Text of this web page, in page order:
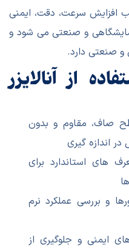
افزایش سرعت، دقت، ایمنی
و صنعتی می شود و
صنعتی دارد.
از آنالایزر
صاف، مقاوم و بدون
در اندازه گیری
های استاندارد برای
و بررسی عملکرد نرم
ایمنی و جلوگیری از